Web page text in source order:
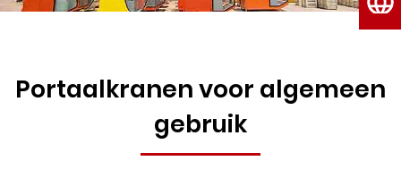
Portaalkranen voor algemeen
gebruik
Nederlands